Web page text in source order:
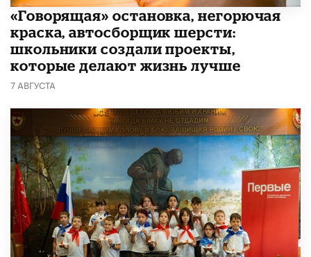
​«Говорящая» остановка, негорючая
краска, автосборщик шерсти:
школьники создали проекты,
которые делают жизнь лучше
7 АВГУСТА